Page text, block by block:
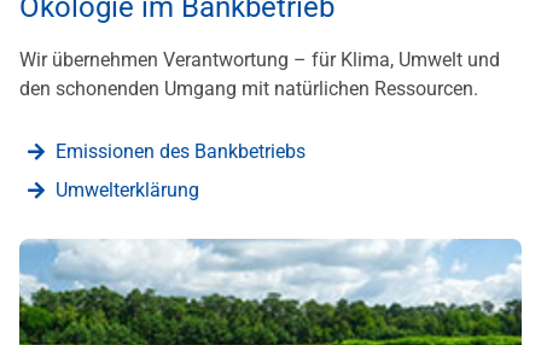
Ökologie im Bankbetrieb
Wir übernehmen Verantwortung – für Klima, Umwelt und
den schonenden Umgang mit natürlichen Ressourcen.
Emissionen des Bankbetriebs
Umwelterklärung